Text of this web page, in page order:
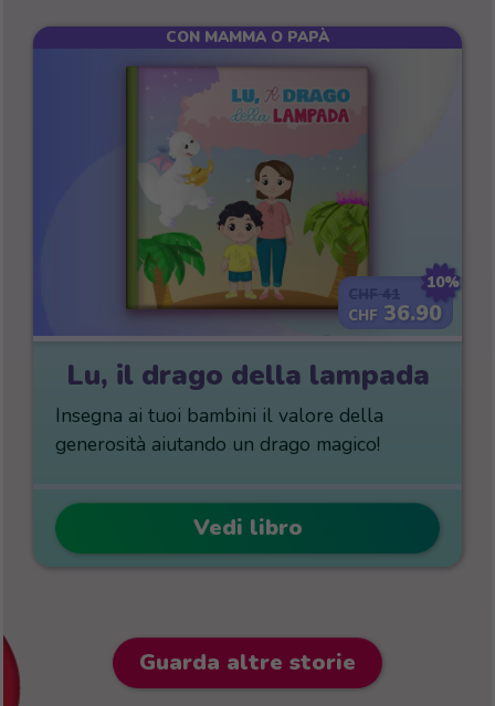
10%
CHF 36.90
CON MAMMA O PAPÀ
Lu, il drago della lampada
Insegna ai tuoi bambini il valore della
generosità aiutando un drago magico!
Vedi libro
Guarda altre storie